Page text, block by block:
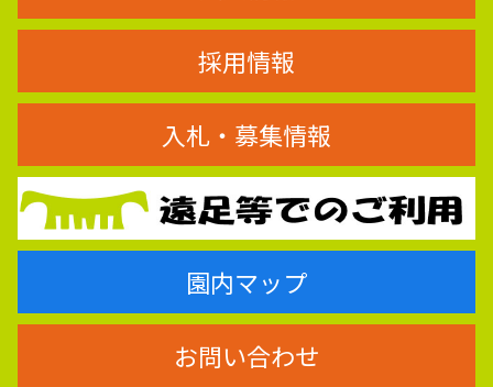
採用情報
入札・募集情報
園内マップ
お問い合わせ